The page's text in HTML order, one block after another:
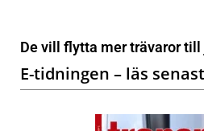
De vill flytta mer trävaror till
E-tidningen – läs